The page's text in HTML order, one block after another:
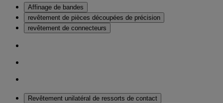
Affinage de bandes
revêtement de pièces découpées de précision
revêtement de connecteurs
Revêtement unilatéral de ressorts de contact